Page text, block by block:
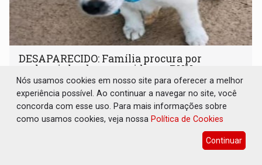
DESAPARECIDO: Família procura por
cachorrinho desaparecido em PVH
Utilidade Pública 06 de Agosto de 2026 às 10:52
Animal usa coleira azul e a família pede ajuda para
encontrá-lo
Nós usamos cookies em nosso site para oferecer a melhor
experiência possível. Ao continuar a navegar no site, você
concorda com esse uso. Para mais informações sobre
como usamos cookies, veja nossa Política de Cookies
Continuar